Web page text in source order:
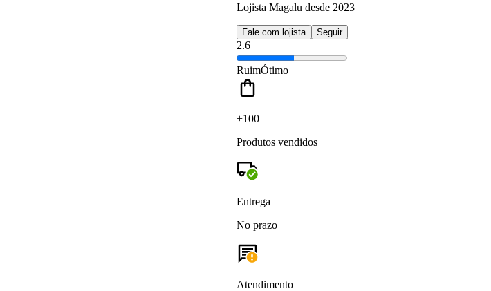
Lojista Magalu desde 2023
Fale com lojista Seguir
2.6
RuimÓtimo
+100
Produtos vendidos
Entrega
No prazo
Atendimento